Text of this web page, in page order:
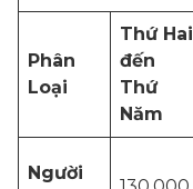
Phân
Loại
Thứ Hai
đến
Thứ
Năm
Người